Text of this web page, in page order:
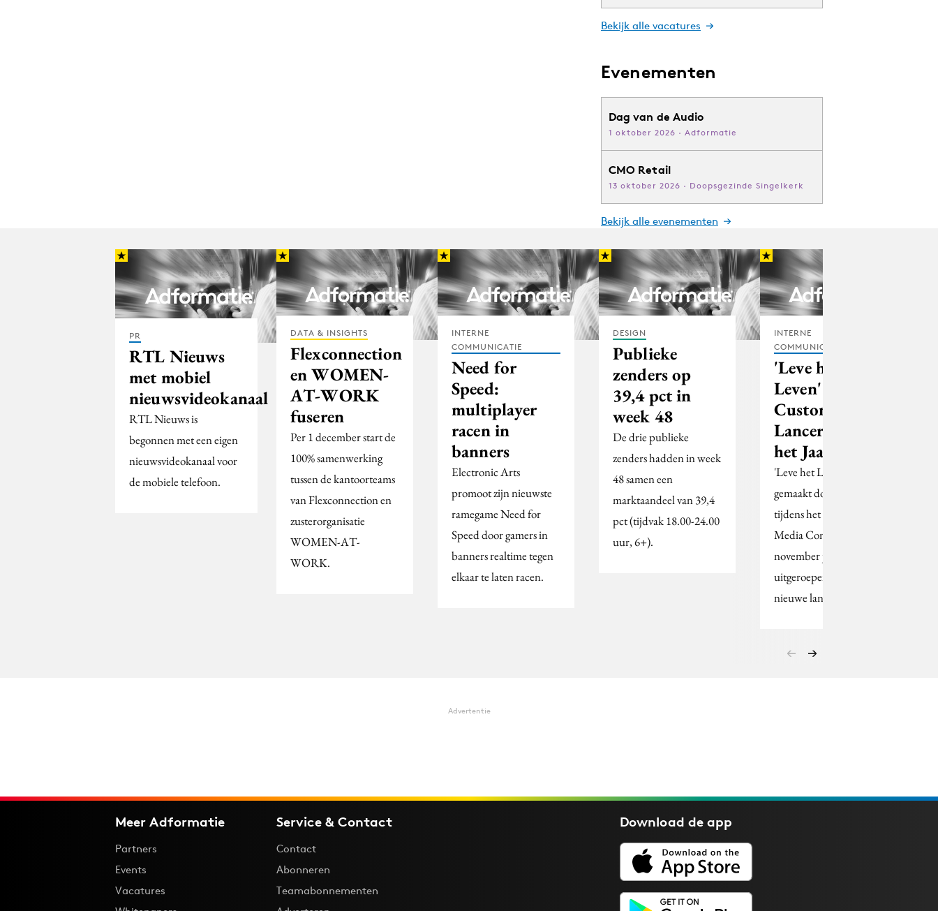
Bekijk alle vacatures
Evenementen
Dag van de Audio
1 oktober 2026 · Adformatie
CMO Retail
13 oktober 2026 · Doopsgezinde Singelkerk
Bekijk alle evenementen
PR
RTL Nieuws
met mobiel
nieuwsvideokanaal
RTL Nieuws is
begonnen met een eigen
nieuwsvideokanaal voor
de mobiele telefoon.
DATA & INSIGHTS
Flexconnection
en WOMEN-
AT-WORK
fuseren
Per 1 december start de
100% samenwerking
tussen de kantoorteams
van Flexconnection en
zusterorganisatie
WOMEN-AT-
WORK.
INTERNE
COMMUNICATIE
Need for
Speed:
multiplayer
racen in
banners
Electronic Arts
promoot zijn nieuwste
ramegame Need for
Speed door gamers in
banners realtime tegen
elkaar te laten racen.
DESIGN
Publieke
zenders op
39,4 pct in
week 48
De drie publieke
zenders hadden in week
48 samen een
marktaandeel van 39,4
pct (tijdvak 18.00-24.00
uur, 6+).
INTERNE
COMMUNICATIE
'Leve het
Leven'
Customer
Lancering van
het Jaar
'Leve het Leven'
gemaakt door Hemels is
tijdens het Customer
Media Congres op 25
november jl.
uitgeroepen tot de beste
nieuwe lancering van…
Advertentie
Meer Adformatie
Partners
Events
Vacatures
Service & Contact
Contact
Abonneren
Teamabonnementen
Download deapp